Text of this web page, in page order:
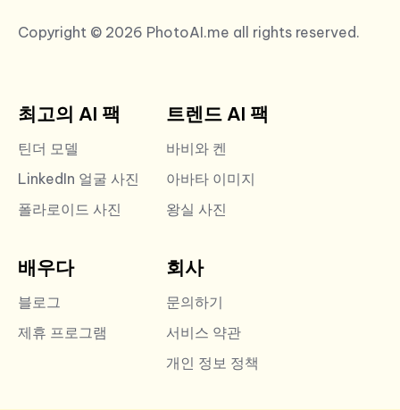
Copyright © 2026 PhotoAI.me all rights reserved.
최고의 AI 팩
틴더 모델
LinkedIn 얼굴 사진
폴라로이드 사진
트렌드 AI 팩
바비와 켄
아바타 이미지
왕실 사진
배우다
블로그
제휴 프로그램
회사
문의하기
서비스 약관
개인 정보 정책